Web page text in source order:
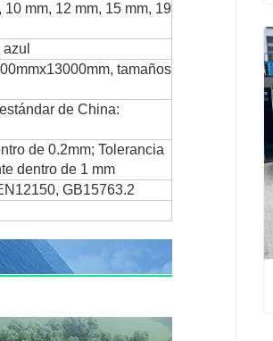
10 mm, 12 mm, 15 mm, 19
tamaños
de China:
de 0.2mm; Tolerancia
dentro de 1 mm
GB15763.2